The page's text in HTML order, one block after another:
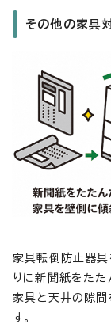
その他の家具
家具転倒防止器具
りに新聞紙をたた
家具と天井の隙
す。